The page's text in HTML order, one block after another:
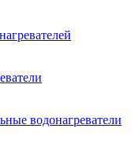
водонагреватели